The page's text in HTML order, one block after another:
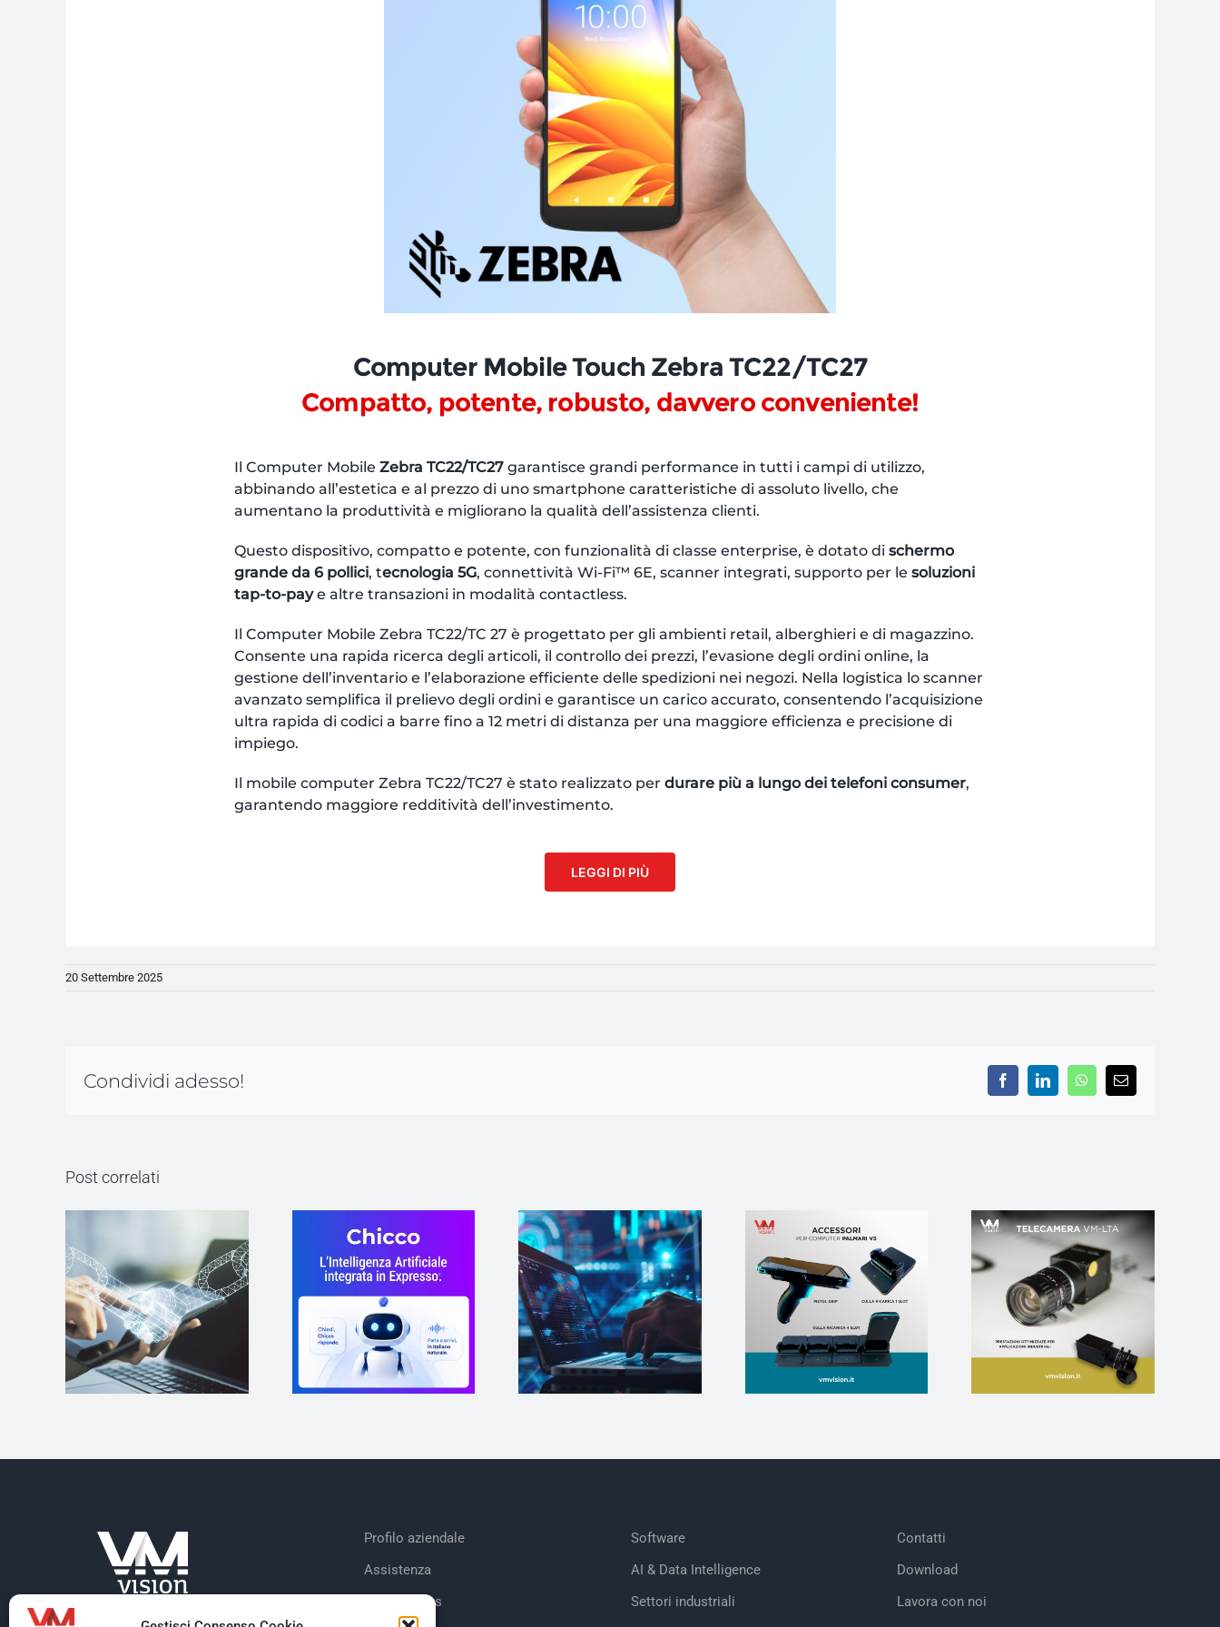
Computer Mobile Touch Zebra TC22/TC27
Compatto, potente, robusto, davvero conveniente!
Il Computer Mobile Zebra TC22/TC27garantisce grandi performance in tutti i campi di utilizzo,
abbinando all’estetica e al prezzo di uno smartphone caratteristiche di assoluto livello, che
aumentano la produttività e migliorano la qualità dell’assistenza clienti.
Questo dispositivo, compatto e potente, con funzionalità di classe enterprise, è dotato di schermo
grande da 6 pollici, tecnologia 5G, connettività Wi-Fi™ 6E, scanner integrati, supporto per le soluzioni
tap-to-paye altre transazioni in modalità contactless.
Il Computer Mobile Zebra TC22/TC 27 è progettato per gli ambienti retail, alberghieri e di magazzino.
Consente una rapida ricerca degli articoli, il controllo dei prezzi, l’evasione degli ordini online, la
gestione dell’inventario e l’elaborazione efficiente delle spedizioni nei negozi. Nella logistica lo scanner
avanzato semplifica il prelievo degli ordini e garantisce un carico accurato, consentendo l’acquisizione
ultra rapida di codici a barre fino a 12 metri di distanza per una maggiore efficienza e precisione di
impiego.
Il mobile computer Zebra TC22/TC27 è stato realizzato per durare più a lungo dei telefoni consumer,
garantendo maggiore redditività dell’investimento.
LEGGI DI PIÙ
20 Settembre 2025
Condividi adesso! FacebookLinkedInWhatsApp
Email
Post correlati
Doppia
Transizione
2026 – Camera
di Commercio
Chicco:
l’Intelligenza
Artificiale di
Expresso che
trasforma i dati
La prima
vittima del
ciclone IA: il
mondo del
software
NOVITÀ:
ACCESSORI
PER IL
ENTERPRISE
MOBILE
TELECAMERA
PROFESSIONALE
VM-LTA
Profilo aziendale
Assistenza
Case Stories
Software
AI & Data Intelligence
Settori industriali
Contatti
Download
Lavora con noi